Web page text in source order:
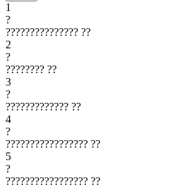
1
?
??????????????? ??
2
?
???????? ??
3
?
????????????? ??
4
?
????????????????? ??
5
?
????????????????? ??